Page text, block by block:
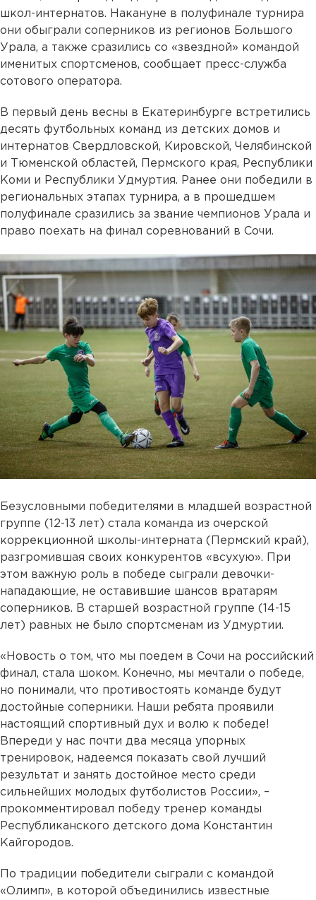
школ-интернатов. Накануне в полуфинале турнира
они обыграли соперников из регионов Большого
Урала, а также сразились со «звездной» командой
именитых спортсменов, сообщает пресс-служба
сотового оператора.
В первый день весны в Екатеринбурге встретились
десять футбольных команд из детских домов и
интернатов Свердловской, Кировской, Челябинской
и Тюменской областей, Пермского края, Республики
Коми и Республики Удмуртия. Ранее они победили в
региональных этапах турнира, а в прошедшем
полуфинале сразились за звание чемпионов Урала и
право поехать на финал соревнований в Сочи.
Безусловными победителями в младшей возрастной
группе (12-13 лет) стала команда из очерской
коррекционной школы-интерната (Пермский край),
разгромившая своих конкурентов «всухую». При
этом важную роль в победе сыграли девочки-
нападающие, не оставившие шансов вратарям
соперников. В старшей возрастной группе (14-15
лет) равных не было спортсменам из Удмуртии.
«Новость о том, что мы поедем в Сочи на российский
финал, стала шоком. Конечно, мы мечтали о победе,
но понимали, что противостоять команде будут
достойные соперники. Наши ребята проявили
настоящий спортивный дух и волю к победе!
Впереди у нас почти два месяца упорных
тренировок, надеемся показать свой лучший
результат и занять достойное место среди
сильнейших молодых футболистов России», –
прокомментировал победу тренер команды
Республиканского детского дома Константин
Кайгородов.
По традиции победители сыграли с командой
«Олимп», в которой объединились известные